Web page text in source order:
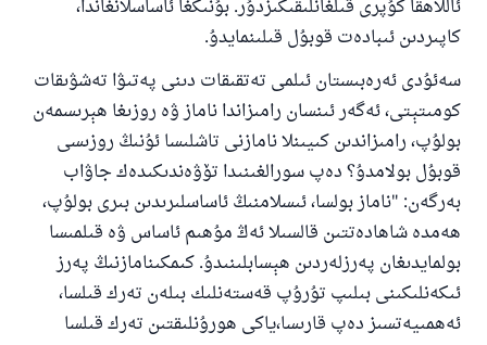
ئاللاھقا كۇپرى قىلغانلىقىڭىزدۇر. بۇنىڭغا ئاساسلانغاندا،
كاپىردىن ئىبادەت قوبۇل قىلىنمايدۇ.
سەئۇدى ئەرەبىستان ئىلمى تەتقىقات دىنى پەتىۋا تەشۋىقات
كومىتېتى، ئەگەر ئىنسان رامىزاندا ناماز ۋە روزىغا ھېرىسمەن
بولۇپ، رامىزاندىن كىيىنلا نامازنى تاشلىسا ئۇنىڭ روزىسى
قوبۇل بولامدۇ؟ دەپ سورالغىنىدا تۆۋەندىكىدەك جاۋاب
بەرگەن: "ناماز بولسا، ئىسلامنىڭ ئاساسلىرىدىن بىرى بولۇپ،
ھەمدە شاھادەتتىن قالسىلا ئەڭ مۇھىم ئاساس ۋە قىلمىسا
بولمايدىغان پەرزلەردىن ھېسابلىنىدۇ. كىمكىنامازنىڭ پەرز
ئىكەنلىكىنى بىلىپ تۇرۇپ قەستەنلىك بىلەن تەرك قىلسا،
ئەھمىيەتسىز دەپ قارىسا،ياكى ھورۇنلىقتىن تەرك قىلسا